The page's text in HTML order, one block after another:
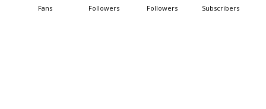
Fans Followers Followers Subscribers